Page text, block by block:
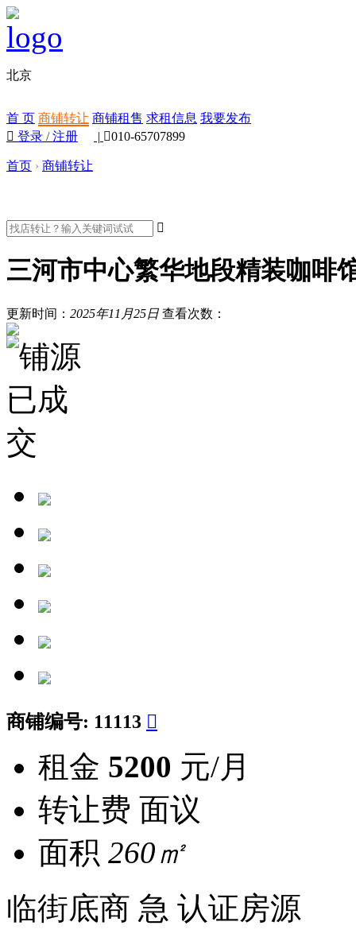
北京
首 页 商铺转让 商铺租售 求租信息 我要发布
 登录 /注册 | 010-65707899
首页 › 商铺转让

三河市中心繁华地段精装咖啡
更新时间： 2025年11月25日 查看次数：
商铺编号: 11113 
租金 5200 元/月
转让费 面议
面积 260㎡
临街底商 急 认证房源